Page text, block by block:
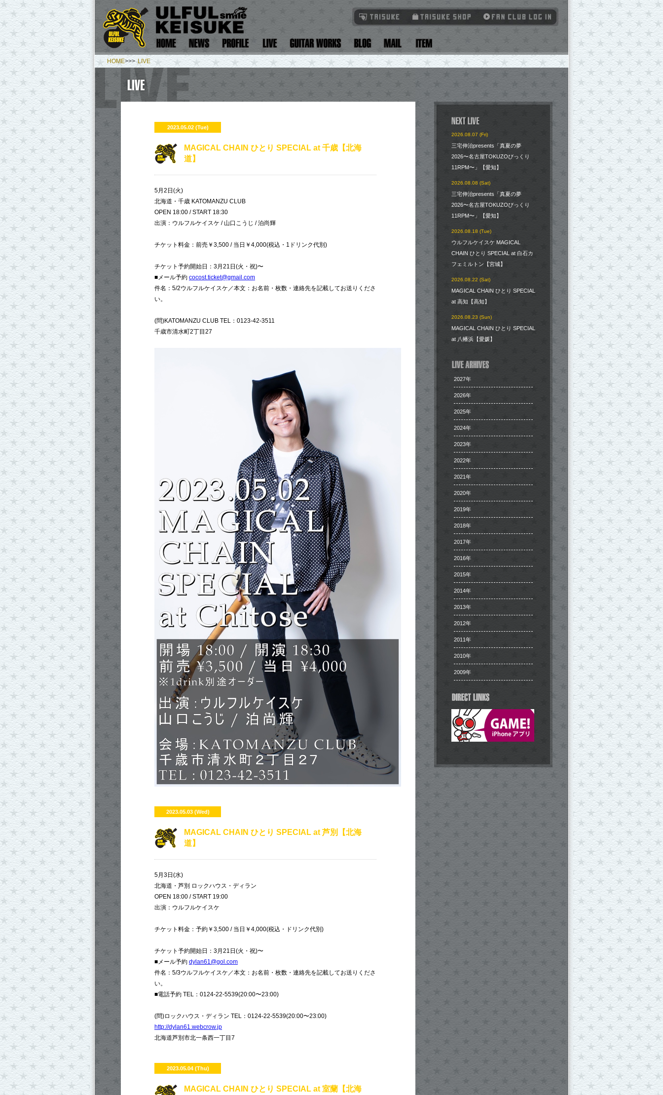
HOME>>> LIVE
2023.05.02 (Tue)
MAGICAL CHAIN ひとり SPECIAL at 千歳【北海
道】
5月2日(火)
北海道・千歳 KATOMANZU CLUB
OPEN 18:00 / START 18:30
出演：ウルフルケイスケ / 山口こうじ / 泊尚輝
チケット料金：前売￥3,500 / 当日￥4,000(税込・1ドリンク代別)
チケット予約開始日：3月21日(火・祝)〜
■メール予約 cocost.ticket@gmail.com
件名：5/2ウルフルケイスケ／本文：お名前・枚数・連絡先を記載してお送りくださ
い。
(問)KATOMANZU CLUB TEL：0123-42-3511
千歳市清水町2丁目27
2023.05.03 (Wed)
​MAGICAL CHAIN ひとり SPECIAL at 芦別【北海
道】
5月3日(水)
北海道・芦別 ロックハウス・ディラン
OPEN 18:00 / START 19:00
出演：ウルフルケイスケ
チケット料金：予約￥3,500 / 当日￥4,000(税込・ドリンク代別)
チケット予約開始日：3月21日(火・祝)〜
■メール予約 dylan61@gol.com
件名：5/3ウルフルケイスケ／本文：お名前・枚数・連絡先を記載してお送りくださ
い。
■電話予約 TEL：0124-22-5539(20:00〜23:00)
(問)ロックハウス・ディラン TEL：0124-22-5539(20:00〜23:00)
http://dylan61.webcrow.jp
北海道芦別市北一条西一丁目7
2023.05.04 (Thu)
​MAGICAL CHAIN ひとり SPECIAL at 室蘭【北海
2026.08.07 (Fri)
三宅伸治presents「真夏の夢
2026〜名古屋TOKUZOびっくり
11RPM〜」【愛知】
2026.08.08 (Sat)
三宅伸治presents「真夏の夢
2026〜名古屋TOKUZOびっくり
11RPM〜」【愛知】
2026.08.18 (Tue)
ウルフルケイスケ MAGICAL
CHAIN ひとり SPECIAL at 白石カ
フェミルトン【宮城】
2026.08.22 (Sat)
MAGICAL CHAIN ひとり SPECIAL
at 高知【高知】
2026.08.23 (Sun)
MAGICAL CHAIN ひとり SPECIAL
at 八幡浜【愛媛】
2027年
2026年
2025年
2024年
2023年
2022年
2021年
2020年
2019年
2018年
2017年
2016年
2015年
2014年
2013年
2012年
2011年
2010年
2009年